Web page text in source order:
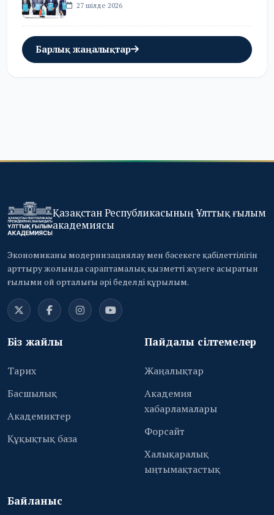
27 шілде 2026
Барлық жаңалықтар
Қазақстан Республикасының Ұлттық ғылым
академиясы
Экономиканы модернизациялау мен бәсекеге қабілеттілігін
арттыру жолында сараптамалық қызметті жүзеге асыратын
ғылыми ой орталығы әрі беделді құрылым.
Біз жайлы
Тарих
Басшылық
Академиктер
Құқықтық база
Пайдалы сілтемелер
Жаңалықтар
Академия
хабарламалары
Форсайт
Халықаралық
ыңтымақтастық
Байланыс